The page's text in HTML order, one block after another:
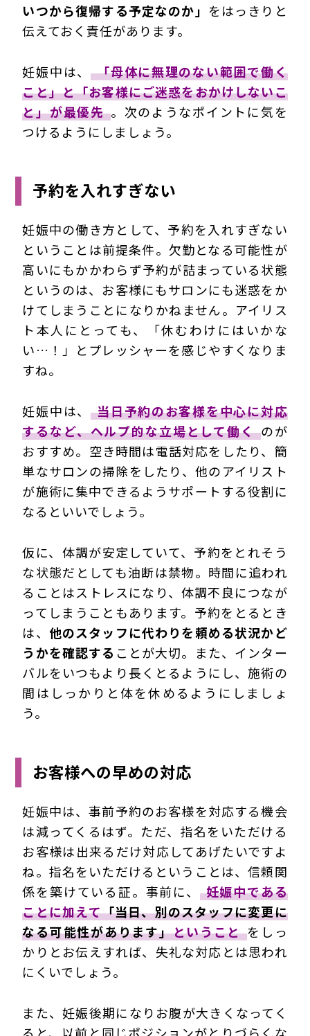
いつから復帰する予定なのか」 をはっきりと
伝えておく責任があります。
妊娠中は、 「母体に無理のない範囲で働く
こと」と「お客様にご迷惑をおかけしないこ
と」が最優先 。次のようなポイントに気を
つけるようにしましょう。
予約を入れすぎない
妊娠中の働き方として、予約を入れすぎない
ということは前提条件。欠勤となる可能性が
高いにもかかわらず予約が詰まっている状態
というのは、お客様にもサロンにも迷惑をか
けてしまうことになりかねません。アイリス
ト本人にとっても、「休むわけにはいかな
い…！」とプレッシャーを感じやすくなりま
すね。
妊娠中は、 当日予約のお客様を中心に対応
するなど、ヘルプ的な立場として働く のが
おすすめ。空き時間は電話対応をしたり、簡
単なサロンの掃除をしたり、他のアイリスト
が施術に集中できるようサポートする役割に
なるといいでしょう。
仮に、体調が安定していて、予約をとれそう
な状態だとしても油断は禁物。時間に追われ
ることはストレスになり、体調不良につなが
ってしまうこともあります。予約をとるとき
は、 他のスタッフに代わりを頼める状況かど
うかを確認する ことが大切。また、インター
バルをいつもより長くとるようにし、施術の
間はしっかりと体を休めるようにしましょ
う。
お客様への早めの対応
妊娠中は、事前予約のお客様を対応する機会
は減ってくるはず。ただ、指名をいただける
お客様は出来るだけ対応してあげたいですよ
ね。指名をいただけるということは、信頼関
係を築けている証。事前に、
妊娠中である
ことに加えて「当日、別のスタッフに変更に
なる可能性があります」ということ をしっ
かりとお伝えすれば、失礼な対応とは思われ
にくいでしょう。
また、妊娠後期になりお腹が大きくなってく
ると、以前と同じポジションがとりづらくな